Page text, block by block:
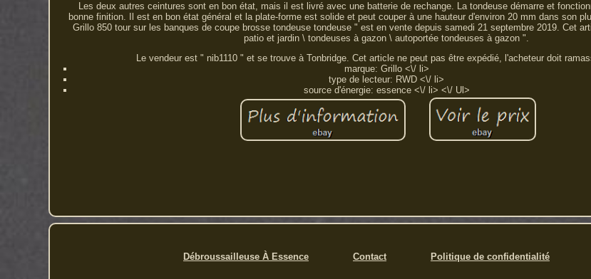
Les deux autres ceintures sont en bon état, mais il est livré avec une batterie de rechange. La tondeuse démarre et
bonne finition. Il est en bon état général et la plate-forme est solide et peut couper à une hauteur d'environ 20 mm dans son
Grillo 850 tour sur les banques de coupe brosse tondeuse tondeuse " est en vente depuis samedi 21 septembre 2019. Cet
patio et jardin \ tondeuses à gazon \ autoportée tondeuses à gazon ".
Le vendeur est " nib1110 " et se trouve à Tonbridge. Cet article ne peut pas être expédié, l'acheteur doit
marque: Grillo <\/ li>
type de lecteur: RWD <\/ li>
source d'énergie: essence <\/ li> <\/ Ul>
Débroussailleuse À Essence Contact Politique de confidentialité